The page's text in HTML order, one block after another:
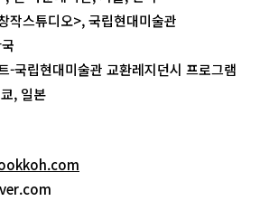
작스튜디오>, 국립현대미술관
-국립현대미술관 교환레지던시 프로그램
, 일본